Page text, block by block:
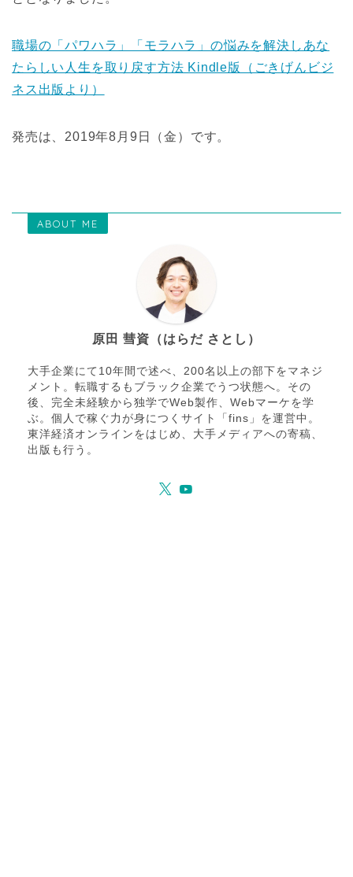
職場の「パワハラ」「モラハラ」の悩みを解決しあな
たらしい人生を取り戻す方法 Kindle版（ごきげんビジ
ネス出版より）
発売は、2019年8月9日（金）です。
ABOUT ME
原田 彗資（はらだ さとし）
大手企業にて10年間で述べ、200名以上の部下をマネジ
メント。転職するもブラック企業でうつ状態へ。その
後、完全未経験から独学でWeb製作、Webマーケを学
ぶ。個人で稼ぐ力が身につくサイト「fins」を運営中。
東洋経済オンラインをはじめ、大手メディアへの寄稿、
出版も行う。